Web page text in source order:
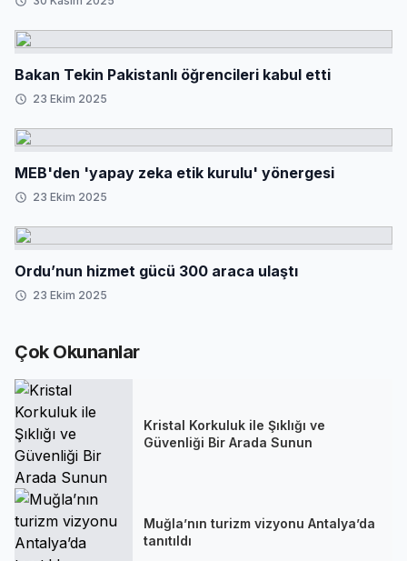
Bakan Tekin Pakistanlı öğrencileri kabul etti
23 Ekim 2025
MEB'den 'yapay zeka etik kurulu' yönergesi
23 Ekim 2025
Ordu’nun hizmet gücü 300 araca ulaştı
23 Ekim 2025
Çok Okunanlar
Kristal Korkuluk ile Şıklığı ve
Güvenliği Bir Arada Sunun
Muğla’nın turizm vizyonu Antalya’da
tanıtıldı